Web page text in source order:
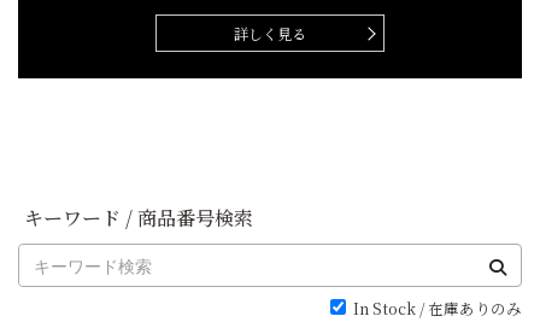
詳しく見る
キーワード / 商品番号検索
In Stock / 在庫ありのみ